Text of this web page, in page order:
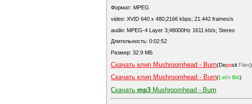
Формат: MPEG
video: XVID 640 x 480;2166 kbps; 21.442 frames/s
audio: MPEG-4 Layer 3;48000Hz 1611 kb/s; Stereo
Длительность: 0:02:52
Размер: 32.9 МБ
Скачать клип Mushroomhead - Burn(Deposit Files)
Скачать клип Mushroomhead - Burn(Letit Bit)
Скачать mp3 Mushroomhead - Burn